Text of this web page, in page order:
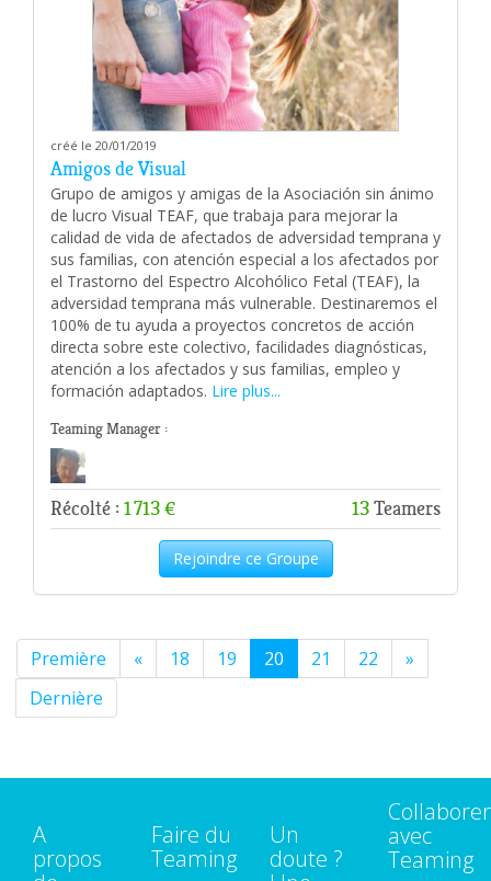
créé le 20/01/2019
Amigos de Visual
Grupo de amigos y amigas de la Asociación sin ánimo
de lucro Visual TEAF, que trabaja para mejorar la
calidad de vida de afectados de adversidad temprana y
sus familias, con atención especial a los afectados por
el Trastorno del Espectro Alcohólico Fetal (TEAF), la
adversidad temprana más vulnerable. Destinaremos el
100% de tu ayuda a proyectos concretos de acción
directa sobre este colectivo, facilidades diagnósticas,
atención a los afectados y sus familias, empleo y
formación adaptados. Lire plus...
Teaming Manager :
Récolté : 1 713 € 13Teamers
Rejoindre ce Groupe
Première « 18 19 20 21 22
»
Dernière
A
propos
Faire du
Teaming
Un
doute ?
Collaborer
avec
Teaming